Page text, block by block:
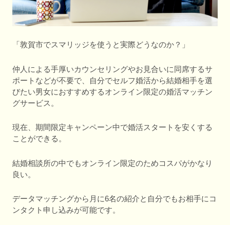
「敦賀市でスマリッジを使うと実際どうなのか？」
仲人による手厚いカウンセリングやお見合いに同席するサ
ポートなどが不要で、自分でセルフ婚活から結婚相手を選
びたい男女におすすめするオンライン限定の婚活マッチン
グサービス。
現在、期間限定キャンペーン中で婚活スタートを安くする
ことができる。
結婚相談所の中でもオンライン限定のためコスパがかなり
良い。
データマッチングから月に6名の紹介と自分でもお相手にコ
ンタクト申し込みが可能です。